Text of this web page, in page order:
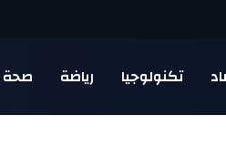
تكنولوجيا رياضة صحة